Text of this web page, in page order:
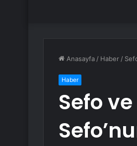
Anasayfa / Haber /
Haber
Sefo